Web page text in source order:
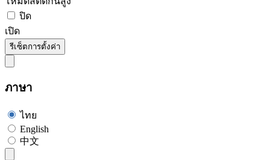
ปิด
เปิด
รีเซ็ตการตั้งค่า
ภาษา
ไทย
English
中文